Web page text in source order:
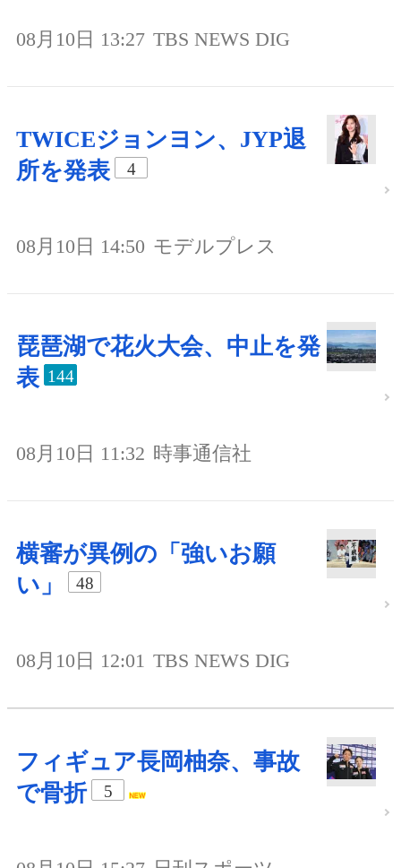
08月10日 13:27 TBS NEWS DIG
TWICEジョンヨン、JYP退
所を発表
4
08月10日 14:50 モデルプレス
琵琶湖で花火大会、中止を発
表 144
08月10日 11:32 時事通信社
横審が異例の「強いお願
い」
48
08月10日 12:01 TBS NEWS DIG
フィギュア長岡柚奈、事故
で骨折
5